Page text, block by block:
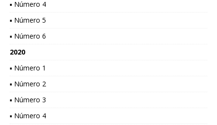
▪ Número 4
▪ Número 5
▪ Número 6
2020
▪ Número 1
▪ Número 2
▪ Número 3
▪ Número 4